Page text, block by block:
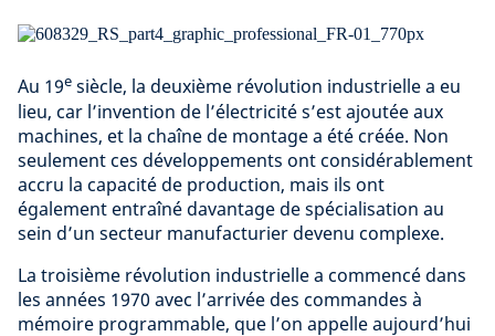
Au 19e siècle, la deuxième révolution industrielle a eu
lieu, car l’invention de l’électricité s’est ajoutée aux
machines, et la chaîne de montage a été créée. Non
seulement ces développements ont considérablement
accru la capacité de production, mais ils ont
également entraîné davantage de spécialisation au
sein d’un secteur manufacturier devenu complexe.
La troisième révolution industrielle a commencé dans
les années 1970 avec l’arrivée des commandes à
mémoire programmable, que l’on appelle aujourd’hui